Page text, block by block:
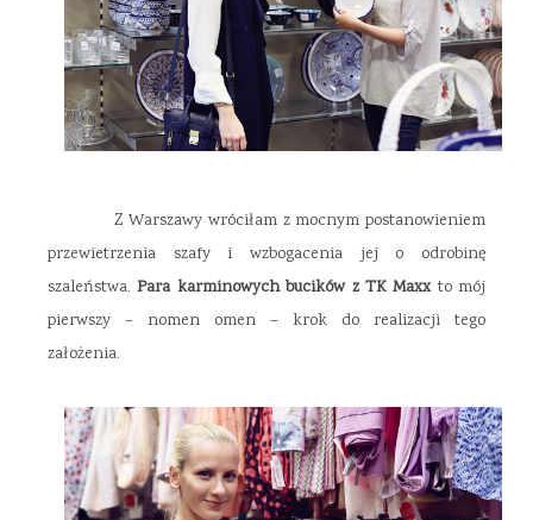
Z Warszawy wróciłam z mocnym postanowieniem
przewietrzenia szafy i wzbogacenia jej o odrobinę
szaleństwa.Para karminowych bucików z TK Maxx to mój
pierwszy – nomen omen – krok do realizacji tego
założenia.